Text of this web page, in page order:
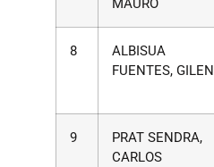
MAURO
8
ALBISUA
FUENTES, GILEN
9
PRAT SENDRA,
CARLOS